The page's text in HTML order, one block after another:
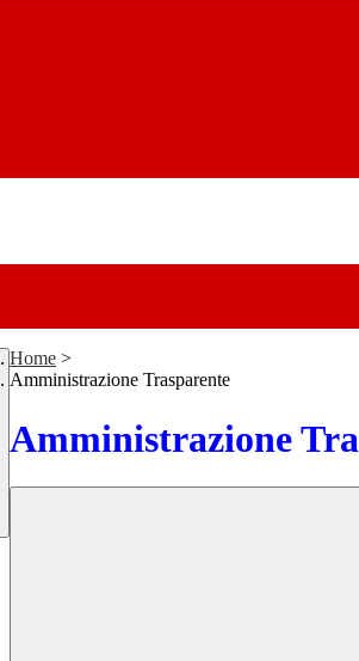
Home >
Amministrazione Trasparente
Amministrazione